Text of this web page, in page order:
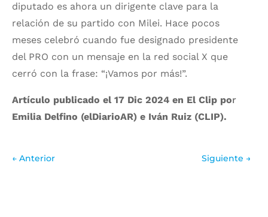
diputado es ahora un dirigente clave para la
relación de su partido con Milei. Hace pocos
meses celebró cuando fue designado presidente
del PRO con un mensaje en la red social X que
cerró con la frase: “¡Vamos por más!”.
Artículo publicado el 17 Dic 2024 en El Clip por
Emilia Delfino (elDiarioAR) e Iván Ruiz (CLIP).
← Anterior Siguiente →